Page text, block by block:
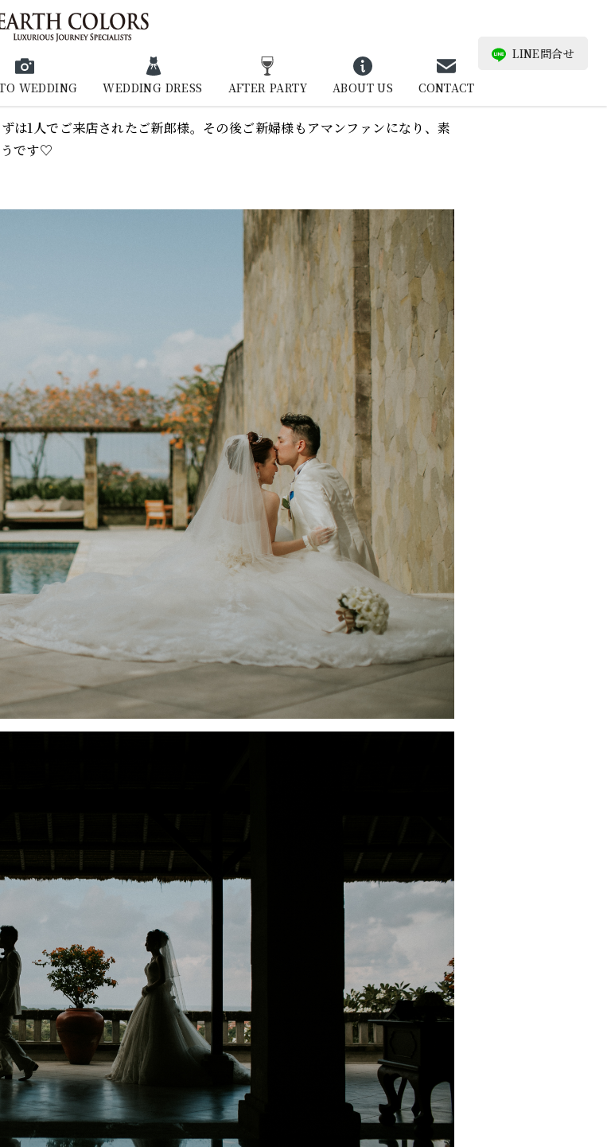
WEDDING WEDDING DRESS AFTER PARTY ABOUT US CONTACT
LINE問合せ
は1人でご来店されたご新郎様。その後ご新婦様もアマンファンになり、素
うです♡